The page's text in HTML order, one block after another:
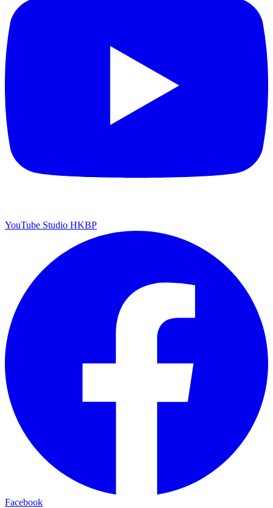
YouTube Studio HKBP
Facebook